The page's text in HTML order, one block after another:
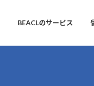
BEACLのサービス